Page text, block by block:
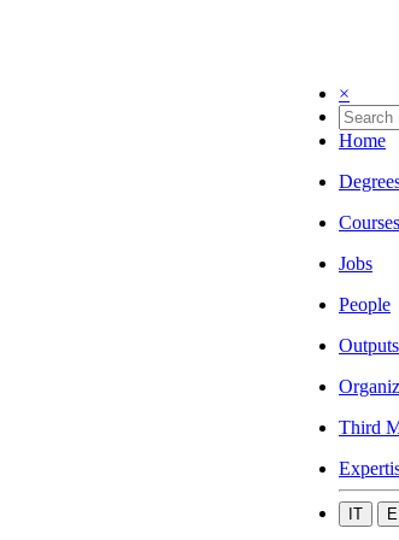
×
Home
Courses
Jobs
People
Outputs
Third
IT